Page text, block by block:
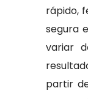
rápido,
segura
variar
partir